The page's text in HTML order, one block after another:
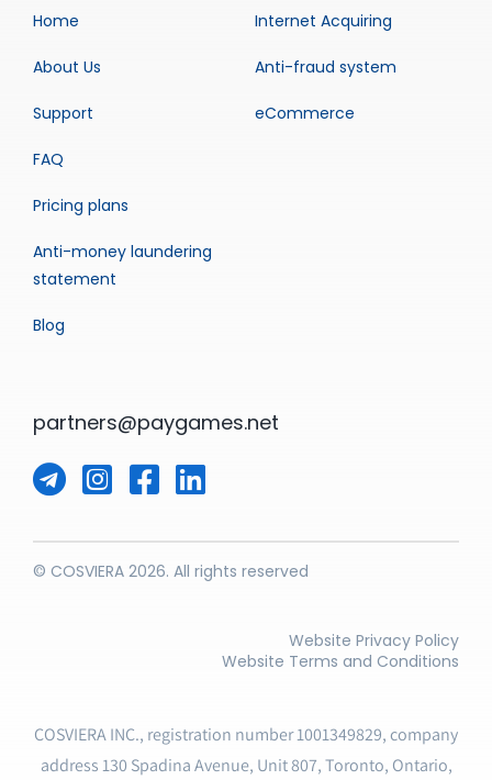
Home
About Us
Support
FAQ
Pricing plans
Anti-money laundering
statement
Blog
Internet Acquiring
Anti-fraud system
eCommerce
partners@paygames.net
© COSVIERA 2026. All rights reserved
Website Privacy Policy
Website Terms and Conditions
COSVIERA INC., registration number 1001349829, company
address 130 Spadina Avenue, Unit 807, Toronto, Ontario,